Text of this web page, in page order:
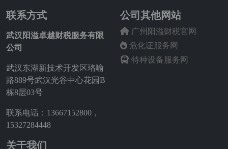
联系方式
武汉阳溢卓越财税服务有限
公司
武汉东湖新技术开发区珞喻
路889号武汉光谷中心花园B
栋8层03号
联系电话：13667152800，
15327284448
公司其他网站
广州阳溢财税官网
危化证服务网
特种设备服务网
关于我们